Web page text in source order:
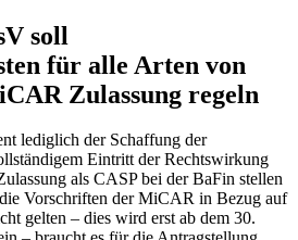
soll
für alle Arten von
Zulassung regeln
lediglich der Schaffung der
Eintritt der Rechtswirkung
als CASP bei der BaFin stellen
Vorschriften der MiCAR in Bezug auf
gelten – dies wird erst ab dem 30.